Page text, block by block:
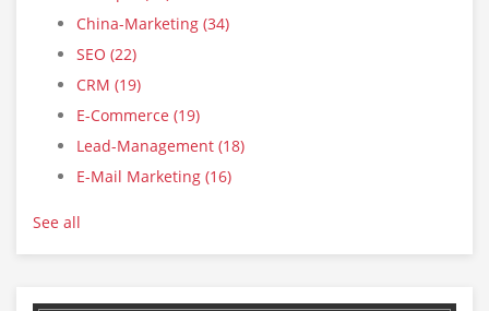
China-Marketing (34)
SEO (22)
CRM (19)
E-Commerce (19)
Lead-Management (18)
E-Mail Marketing (16)
See all